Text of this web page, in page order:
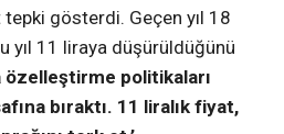
gösterdi. Geçen yıl 18
yıl 11 liraya düşürüldüğünü
özelleştirme politikaları
bıraktı. 11 liralık fiyat,